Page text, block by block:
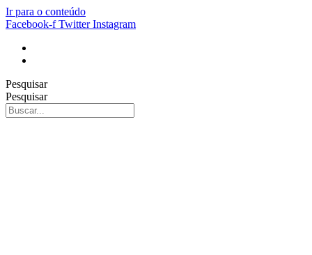
Ir para o conteúdo
Facebook-f Twitter Instagram
Pesquisar
Pesquisar